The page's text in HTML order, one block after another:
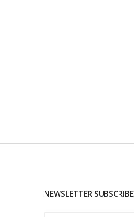
NEWSLETTER SUBSCRIBE